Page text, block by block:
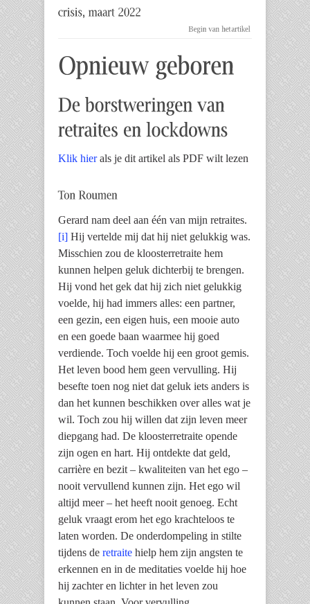
Klik hierals je dit artikel als PDF wilt lezen
Gerard nam deel aan één van mijn retraites.
[i] Hij vertelde mij dat hij niet gelukkig was.
Misschien zou de kloosterretraite hem
kunnen helpen geluk dichterbij te brengen.
Hij vond het gek dat hij zich niet gelukkig
voelde, hij had immers alles: een partner,
een gezin, een eigen huis, een mooie auto
en een goede baan waarmee hij goed
verdiende. Toch voelde hij een groot gemis.
Het leven bood hem geen vervulling. Hij
besefte toen nog niet dat geluk iets anders is
dan het kunnen beschikken over alles wat je
wil. Toch zou hij willen dat zijn leven meer
diepgang had. De kloosterretraite opende
zijn ogen en hart. Hij ontdekte dat geld,
carrière en bezit – kwaliteiten van het ego –
nooit vervullend kunnen zijn. Het ego wil
altijd meer – het heeft nooit genoeg. Echt
geluk vraagt erom het ego krachteloos te
laten worden. De onderdompeling in stilte
tijdens de retraite hielp hem zijn angsten te
erkennen en in de meditaties voelde hij hoe
hij zachter en lichter in het leven zou